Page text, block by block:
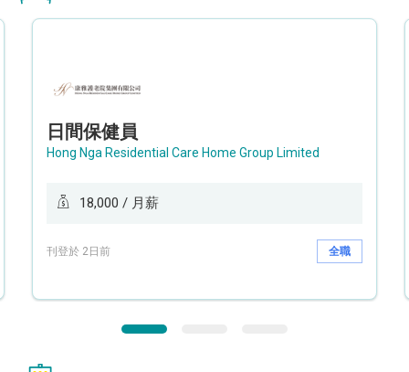
日間保健員
Hong Nga Residential Care Home Group Limited
18,000 / 月薪
刊登於 2日前 全職